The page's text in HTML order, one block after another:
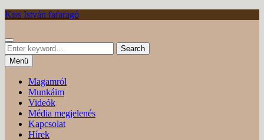
Tovább
Kiss István fafaragó
Keresés
Search
for:
Search
Menü
Magamról
Munkáim
Videók
Média megjelenés
Kapcsolat
Hírek